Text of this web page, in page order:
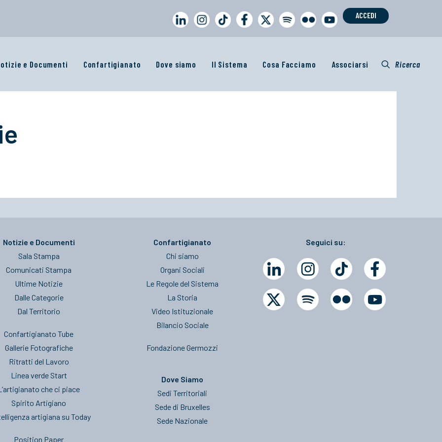
ACCEDI
e Documenti Confartigianato Dove siamo Il Sistema Cosa Facciamo Associarsi Ricerca
Notizie e Documenti
Sala Stampa
Comunicati Stampa
Ultime Notizie
Dalle Categorie
Dal Territorio
Confartigianato Tube
Gallerie Fotografiche
Ritratti del Lavoro
Linea verde Start
che ci piace
Spirito Artigiano
artigiana su Today
Position Paper
Confartigianato
Chi siamo
Organi Sociali
Le Regole del Sistema
La Storia
Video Istituzionale
Bilancio Sociale
Fondazione Germozzi
Dove Siamo
Sedi Territoriali
Sede di Bruxelles
Sede Nazionale
Seguici su: